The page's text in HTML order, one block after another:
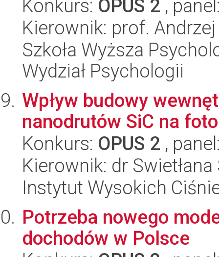
Konkurs: OPUS 2 ,
Kierownik: prof.
Szkoła Wyższa
Wydział Psychologii
Wpływ budowy
nanodrutów SiC na
Konkurs: OPUS 2 ,
Kierownik: dr
Instytut Wysokich
Potrzeba nowego
dochodów w Polsce